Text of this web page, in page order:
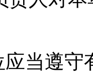
当遵守